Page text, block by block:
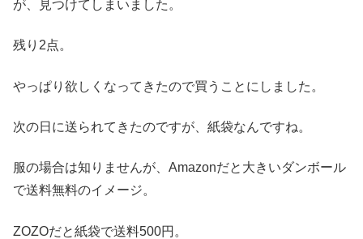
が、見つけてしまいました。
残り2点。
やっぱり欲しくなってきたので買うことにしました。
次の日に送られてきたのですが、紙袋なんですね。
服の場合は知りませんが、Amazonだと大きいダンボール
で送料無料のイメージ。
ZOZOだと紙袋で送料500円。